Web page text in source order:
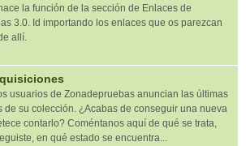
la función de la sección de Enlaces de
3.0. Id importando los enlaces que os parezcan
allí.
usuarios de Zonadepruebas anuncian las últimas
de su colección. ¿Acabas de conseguir una nueva
contarlo? Coméntanos aquí de qué se trata,
en qué estado se encuentra...